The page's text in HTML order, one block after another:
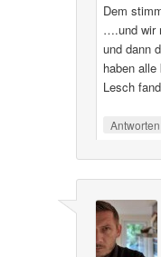
Dem
….und wir
und dann
haben
Lesch
Antworten